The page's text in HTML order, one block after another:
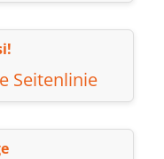
Seitenlinie